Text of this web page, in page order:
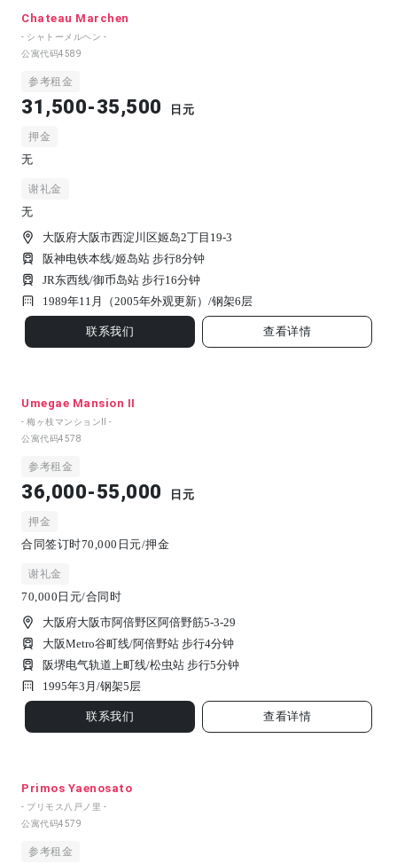
Chateau Marchen
- シャトーメルヘン -
公寓代码4589
参考租金
31,500-35,500 日元
押金
无
谢礼金
无
大阪府大阪市西淀川区姬岛2丁目19-3
阪神电铁本线/姬岛站 步行8分钟
JR东西线/御币岛站 步行16分钟
1989年11月（2005年外观更新）/钢架6 层
联系我们 查看详情
Umegae Mansion II
- 梅ヶ枝マンションⅡ -
公寓代码4578
参考租金
36,000-55,000 日元
押金
合同签订时70,000日元/押金
谢礼金
70,000日元/合同时
大阪府大阪市阿倍野区阿倍野筋5-3-29
大阪Metro谷町线/阿倍野站 步行4分钟
阪堺电气轨道上町线/松虫站 步行5分钟
1995年3月/钢架5 层
联系我们 查看详情
Primos Yaenosato
- プリモス八戸ノ里 -
公寓代码4579
参考租金